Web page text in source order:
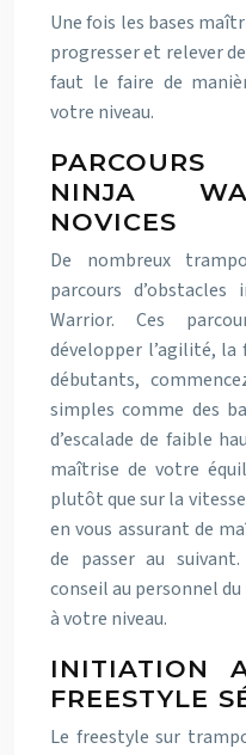
Une fois les bases
progresser et relever
faut le faire de
votre niveau.
NINJA
NOVICES
De nombreux
parcours d’obstacles
Warrior. Ces
développer l’agilité, la
débutants,
simples comme des
d’escalade de faible
maîtrise de votre
plutôt que sur la
en vous assurant de
de passer au
conseil au personnel
à votre niveau.
INITIATION
FREESTYLE
Le freestyle sur